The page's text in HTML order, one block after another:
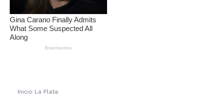
Inicio ›La Plata›